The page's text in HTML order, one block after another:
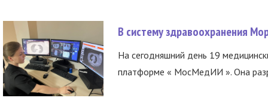
В систему здравоохранения
На сегодняшний день 19
платформе « МосМедИИ ». Она